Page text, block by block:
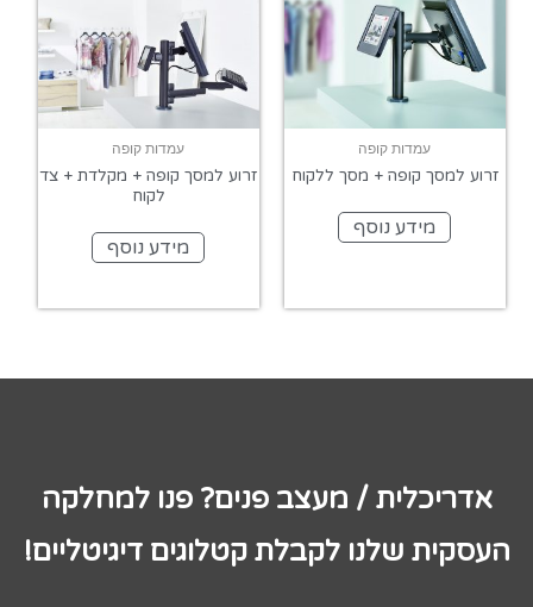
עמדות קופה
זרוע למסך קופה + מסך ללקוח
מידע נוסף
עמדות קופה
זרוע למסך קופה + מקלדת + צד
לקוח
מידע נוסף
אדריכלית / מעצב פנים? פנו למחלקה
העסקית שלנו לקבלת קטלוגים דיגיטליים!